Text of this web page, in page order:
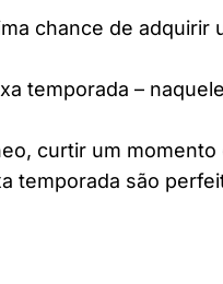
chance de adquirir
temporada –
curtir um
temporada são